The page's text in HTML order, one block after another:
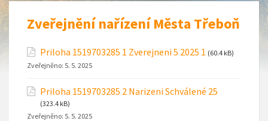
Zveřejnění nařízení Města Třeboň
Priloha 1519703285 1 Zverejneni 5 2025 1 (60.4 kB)
Zveřejněno: 5. 5. 2025
Priloha 1519703285 2 Narizeni Schválené 25
(323.4 kB)
Zveřejněno: 5. 5. 2025